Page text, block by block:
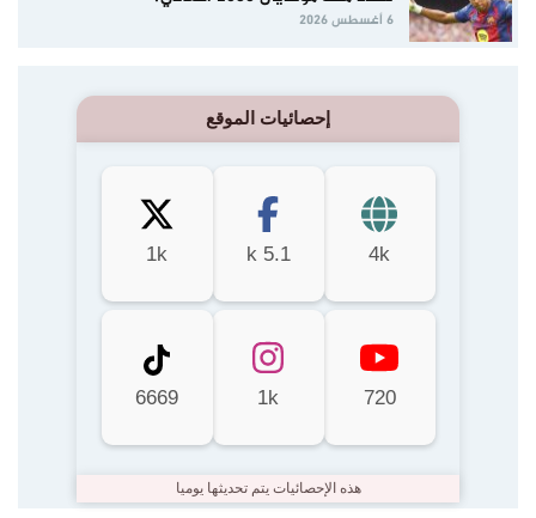
6 أغسطس 2026
إحصائيات الموقع
4k
5.1 k
1k
720
1k
6669
هذه الإحصائيات يتم تحديثها يوميا